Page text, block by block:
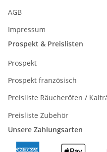
AGB
Impressum
Prospekt & Preislisten
Prospekt
Prospekt französisch
Preisliste Räucheröfen /
Preisliste Zubehör
Unsere Zahlungsarten